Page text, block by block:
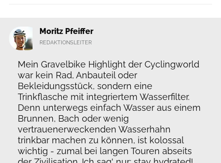
Moritz Pfeiffer
REDAKTIONSLEITER
Mein Gravelbike Highlight der Cyclingworld
war kein Rad, Anbauteil oder
Bekleidungsstück, sondern eine
Trinkflasche mit integriertem Wasserfilter.
Denn unterwegs einfach Wasser aus einem
Brunnen, Bach oder wenig
vertrauenerweckenden Wasserhahn
trinkbar machen zu können, ist kolossal
wichtig - zumal bei langen Touren abseits